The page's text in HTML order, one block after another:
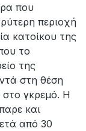
που
περιοχή
κατοίκου της
το
της
στη θέση
γκρεμό. Η
και
από 30